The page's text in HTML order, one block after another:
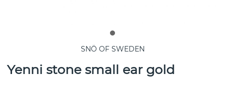
SNÖ OF SWEDEN
Yenni stone small ear gold